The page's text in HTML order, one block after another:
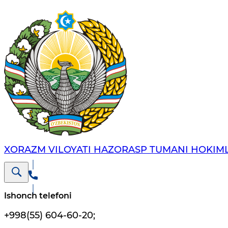
XORAZM VILOYATI HAZORASP TUMANI
Ishonch telefoni
+998(55) 604-60-20;